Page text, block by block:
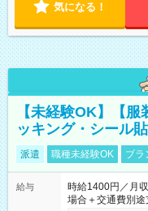
気になる！
【未経験OK】【
ッキング・シール
派遣 職種未経験OK ブラ
給与
時給1400円／月
場合＋交通費別途